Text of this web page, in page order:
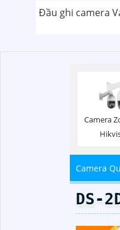
Đầu ghi camera
Camera
Camera
DS-